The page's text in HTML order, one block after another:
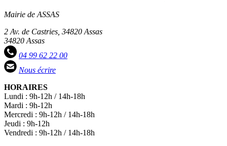
Mairie de ASSAS
2 Av. de Castries, 34820 Assas
34820 Assas
04 99 62 22 00
Nous écrire
HORAIRES
Lundi : 9h-12h / 14h-18h
Mardi : 9h-12h
Mercredi : 9h-12h / 14h-18h
Jeudi : 9h-12h
Vendredi : 9h-12h / 14h-18h